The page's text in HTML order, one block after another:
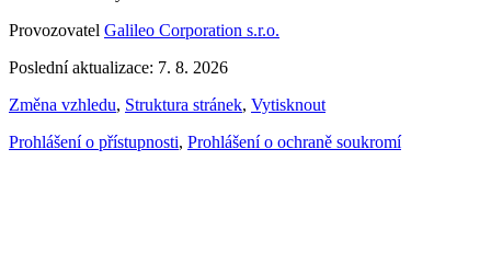
Provozovatel Galileo Corporation s.r.o.
Poslední aktualizace: 7. 8. 2026
Změna vzhledu, Struktura stránek, Vytisknout
Prohlášení o přístupnosti, Prohlášení o ochraně soukromí